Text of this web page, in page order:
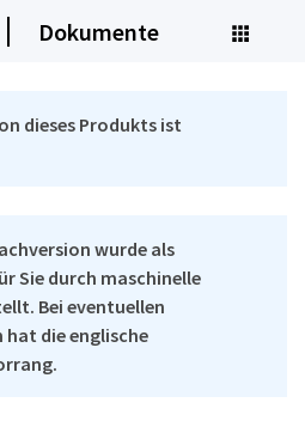
Dokumente
dieses Produkts ist
wurde als
Sie durch maschinelle
Bei eventuellen
die englische